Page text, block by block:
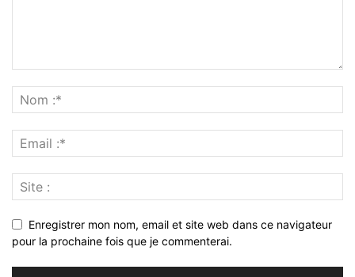
Enregistrer mon nom, email et site web dans ce navigateur
pour la prochaine fois que je commenterai.